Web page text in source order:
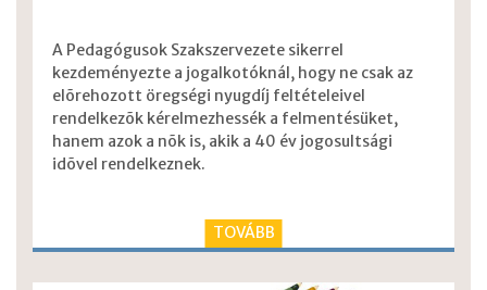
A Pedagógusok Szakszervezete sikerrel
kezdeményezte a jogalkotóknál, hogy ne csak az
elõrehozott öregségi nyugdíj feltételeivel
rendelkezõk kérelmezhessék a felmentésüket,
hanem azok a nõk is, akik a 40 év jogosultsági
idõvel rendelkeznek.
TOVÁBB